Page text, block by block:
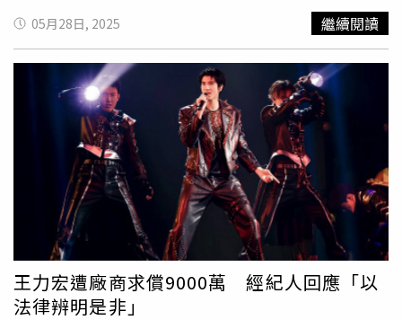
靚蕾一樣的文字渲染能力，就是要這樣簡明扼要附證據。話
說家寧還會有下集嗎？」Andy拍片反控家寧，影片長度為4
分14秒，被網友猜想有別的意思。Andy也貼出他和家寧的
私人對話截圖，家寧多次要錢，在Andy奶奶過世當天，還
問「我這次如果要出國，大約會花費20至25萬元，北鼻你
身上有多少錢？」Andy坦言，這是他心中永遠的痛。至於
家寧指控出軌部分，Andy指出，張家人所作所為對公眾來
說是犯法，對於私人感情，也不是誰偷吃就能變成一家子公
然藐視法律的藉口，而家寧也跟男閨蜜有親密互動，他才想
去認識其他異性，2人對此有共識，沒想到她到現在還要講
這個。此文一出，不少網友紛紛留言「看誰不講武德」、
「所以就說要拿出證據」、「現在賺流量博眼球….都下這
麼重本啊」、「好老套哦...下集大概也差不多劇本，因為張
家拿不出帳本」。
05月28日, 2025 繼續閱讀
王力宏遭廠商求償9000萬 經紀人回應「以
法律辨明是非」